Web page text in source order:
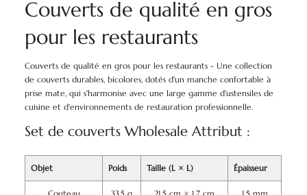
Couverts de qualité en gros
pour les restaurants
Couverts de qualité en gros pour les restaurants - Une collection
de couverts durables, bicolores, dotés d'un manche confortable à
prise mate, qui s'harmonise avec une large gamme d'ustensiles de
cuisine et d'environnements de restauration professionnelle.
Set de couverts Wholesale Attribut :
Objet Poids Taille (L × L) Épaisseur